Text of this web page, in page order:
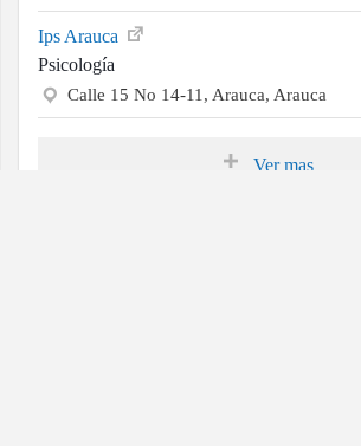
Ips Arauca
Psicología
Calle 15 No 14-11, Arauca, Arauca
Ver mas